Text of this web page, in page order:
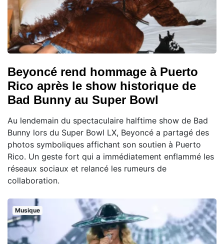
Beyoncé rend hommage à Puerto
Rico après le show historique de
Bad Bunny au Super Bowl
Au lendemain du spectaculaire halftime show de Bad
Bunny lors du Super Bowl LX, Beyoncé a partagé des
photos symboliques affichant son soutien à Puerto
Rico. Un geste fort qui a immédiatement enflammé les
réseaux sociaux et relancé les rumeurs de
collaboration.
Musique